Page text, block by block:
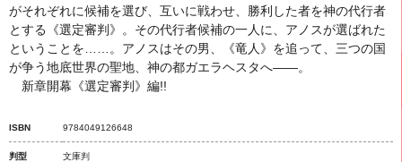
がそれぞれに候補を選び、互いに戦わせ、勝利した者を神の代行者
とする《選定審判》。その代行者候補の一人に、アノスが選ばれた
ということを……。アノスはその男、《竜人》を追って、三つの国
が争う地底世界の聖地、神の都ガエラヘスタへ――。
新章開幕《選定審判》編!!
ISBN 9784049126648
判型 文庫判